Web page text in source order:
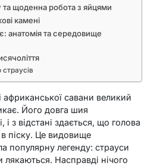
та щоденна робота з яйцями
камені
анатомія та середовище
страусів
савани великий
Його довга шия
і з відстані здається, що голова
піску. Це видовище
популярну легенду: страуси
лякаються. Насправді нічого